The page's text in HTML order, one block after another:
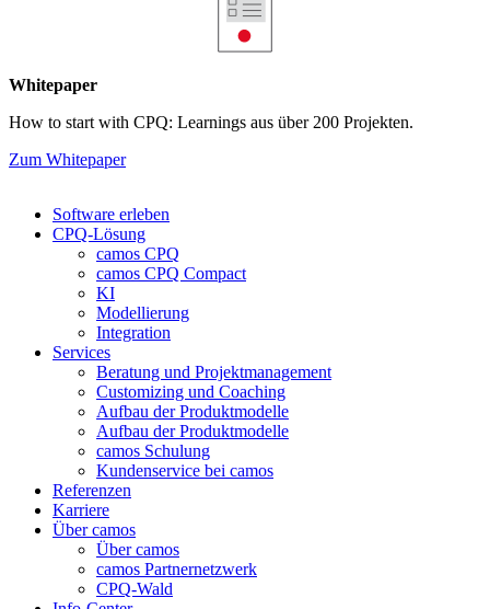
Whitepaper
How to start with CPQ: Learnings aus über 200 Projekten.
Zum Whitepaper
Software erleben
CPQ-Lösung
camos CPQ
camos CPQ Compact
KI
Modellierung
Integration
Services
Beratung und Projektmanagement
Customizing und Coaching
Aufbau der Produktmodelle
Aufbau der Produktmodelle
camos Schulung
Kundenservice bei camos
Referenzen
Karriere
Über camos
Über camos
camos Partnernetzwerk
CPQ-Wald